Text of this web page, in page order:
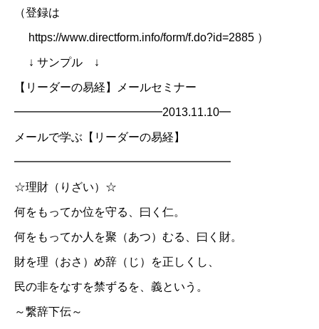
（登録は
https://www.directform.info/form/f.do?id=2885 ）
↓ サンプル ↓
【リーダーの易経】メールセミナー
━━━━━━━━━━━━━2013.11.10━
メールで学ぶ【リーダーの易経】
━━━━━━━━━━━━━━━━━━━
☆理財（りざい）☆
何をもってか位を守る、曰く仁。
何をもってか人を聚（あつ）むる、曰く財。
財を理（おさ）め辞（じ）を正しくし、
民の非をなすを禁ずるを、義という。
～繋辞下伝～